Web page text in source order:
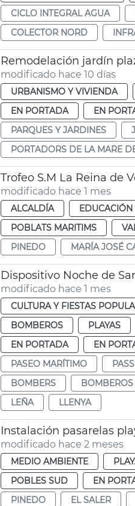
CICLO INTEGRAL AGUA
COLECTOR NORD
Remodelación jardín
modificado hace 10 días
URBANISMO Y VIVIENDA
EN PORTADA
EN
PARQUES Y JARDINES
PORTADORS DE LA MARE
Trofeo S.M La Reina de
modificado hace 1 mes
ALCALDÍA EDUCACIÓN
POBLATS MARITIMS
PINEDO
MARÍA JOSÉ
Dispositivo Noche de
modificado hace 1 mes
CULTURA Y FIESTAS
BOMBEROS
PLAYAS
EN PORTADA
EN
PASEO MARÍTIMO
BOMBERS
BOMBEROS
LEÑA
LLENYA
Instalación pasarelas
modificado hace 2 meses
MEDIO AMBIENTE
POBLES SUD
EN
PINEDO
EL SALER